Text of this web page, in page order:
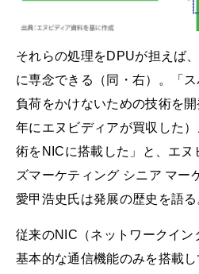
それらの処理をDPUが担えば
に専念できる（同・右）。「
負荷をかけないための技術を
年にエヌビディアが買収した
術をNICに搭載した」と、エヌ
ズマーケティング シニア マー
愛甲浩史氏は発展の歴史を語る
従来のNIC（ネットワークイン
基本的な通信機能のみを搭載